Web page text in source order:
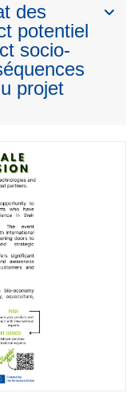
des
potentiel
socio-
projet